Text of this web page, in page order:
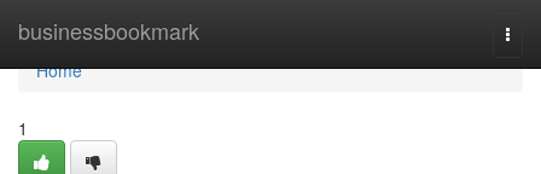
businessbookmark
Home
Home
1